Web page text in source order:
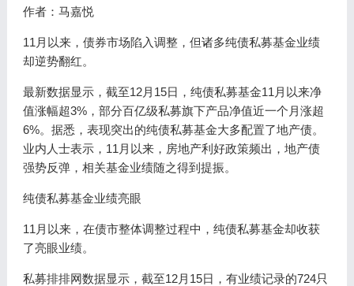
作者：马嘉悦
11月以来，债券市场陷入调整，但诸多纯债私募基金业绩
却逆势翻红。
最新数据显示，截至12月15日，纯债私募基金11月以来净
值涨幅超3%，部分百亿级私募旗下产品净值近一个月涨超
6%。据悉，表现突出的纯债私募基金大多配置了地产债。
业内人士表示，11月以来，房地产利好政策频出，地产债
强势反弹，相关基金业绩随之得到提振。
纯债私募基金业绩亮眼
11月以来，在债市整体调整过程中，纯债私募基金却收获
了亮眼业绩。
私募排排网数据显示，截至12月15日，有业绩记录的724只